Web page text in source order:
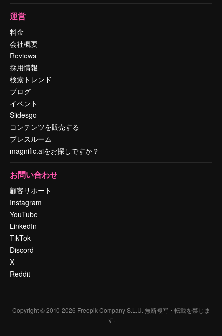
運営
料金
会社概要
Reviews
採用情報
検索トレンド
ブログ
イベント
Slidesgo
コンテンツを販売する
プレスルーム
magnific.aiをお探しですか？
お問い合わせ
顧客サポート
Instagram
YouTube
LinkedIn
TikTok
Discord
X
Reddit
Copyright © 2010-2026 Freepik Company S.L.U. 無断複写・転載を禁じま
す.